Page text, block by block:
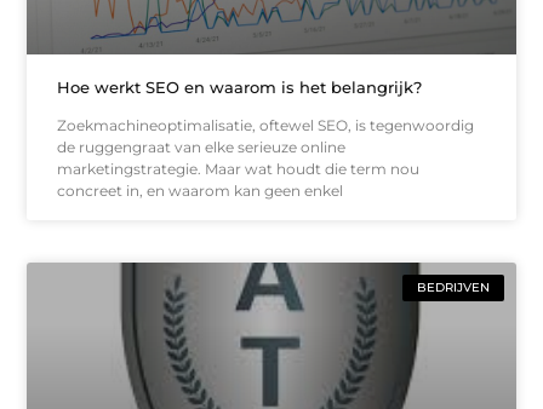
Hoe werkt SEO en waarom is het belangrijk?
Zoekmachineoptimalisatie, oftewel SEO, is tegenwoordig
de ruggengraat van elke serieuze online
marketingstrategie. Maar wat houdt die term nou
concreet in, en waarom kan geen enkel
BEDRIJVEN